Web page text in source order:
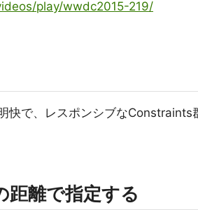
play/wwdc2015-219/
快で、レスポンシブなConstraints
離で指定する